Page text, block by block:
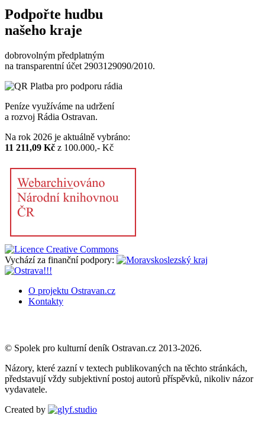
Podpořte hudbu
našeho kraje
dobrovolným předplatným
na transparentní účet 2903129090/2010.
Peníze využíváme na udržení
a rozvoj Rádia Ostravan.
Na rok 2026 je aktuálně vybráno:
11 211,09 Kč z 100.000,- Kč
Vychází za finanční podpory:
O projektu Ostravan.cz
Kontakty
© Spolek pro kulturní deník Ostravan.cz 2013-2026.
Názory, které zazní v textech publikovaných na těchto stránkách,
představují vždy subjektivní postoj autorů příspěvků, nikoliv názor
vydavatele.
Created by